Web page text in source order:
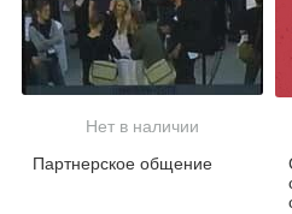
Нет в наличии
Партнерское общение